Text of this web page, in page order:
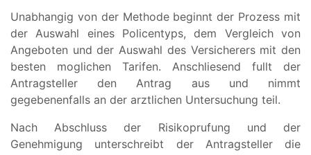
Unabhangig von der Methode beginnt der Prozess mit
der Auswahl eines Policentyps, dem Vergleich von
Angeboten und der Auswahl des Versicherers mit den
besten moglichen Tarifen. Anschliesend fullt der
Antragsteller den Antrag aus und nimmt
gegebenenfalls an der arztlichen Untersuchung teil.
Nach Abschluss der Risikoprufung und der
Genehmigung unterschreibt der Antragsteller die